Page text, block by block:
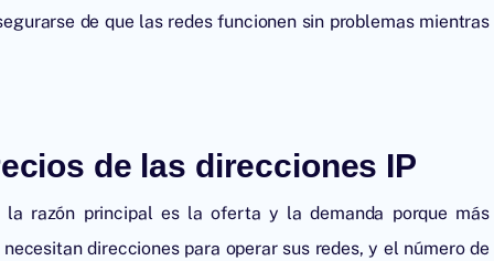
de que las redes funcionen sin problemas mientras
de las direcciones IP
razón principal es la oferta y la demanda porque más
direcciones para operar sus redes, y el número de